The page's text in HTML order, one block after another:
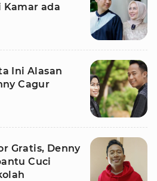
ada
Ini Alasan
Cagur
Gratis, Denny
Cuci